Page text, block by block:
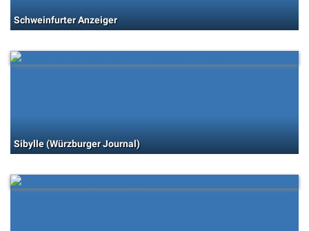
Schweinfurter Anzeiger
Sibylle (Würzburger Journal)